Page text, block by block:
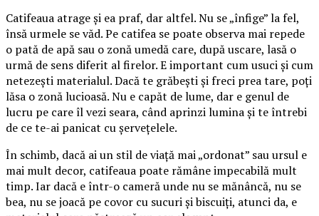
Catifeaua atrage și ea praf, dar altfel. Nu se „înfige” la fel,
însă urmele se văd. Pe catifea se poate observa mai repede
o pată de apă sau o zonă umedă care, după uscare, lasă o
urmă de sens diferit al firelor. E important cum usuci și cum
netezești materialul. Dacă te grăbești și freci prea tare, poți
lăsa o zonă lucioasă. Nu e capăt de lume, dar e genul de
lucru pe care îl vezi seara, când aprinzi lumina și te întrebi
de ce te-ai panicat cu șervețelele.
În schimb, dacă ai un stil de viață mai „ordonat” sau ursul e
mai mult decor, catifeaua poate rămâne impecabilă mult
timp. Iar dacă e într-o cameră unde nu se mănâncă, nu se
bea, nu se joacă pe covor cu sucuri și biscuiți, atunci da, e